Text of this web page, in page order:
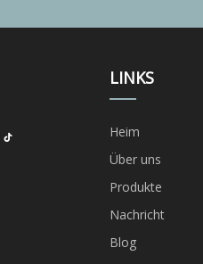
LINKS
Heim
Über uns
Produkte
Nachricht
Blog